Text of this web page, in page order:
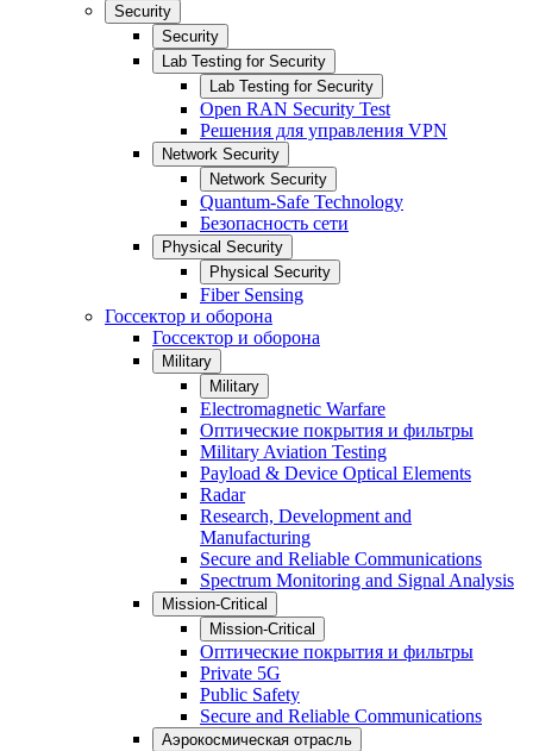
Security
Security
Lab Testing for Security
Lab Testing for Security
Open RAN Security Test
Решения для управления VPN
Network Security
Network Security
Quantum-Safe Technology
Безопасность сети
Physical Security
Physical Security
Fiber Sensing
Госсектор и оборона
Госсектор и оборона
Military
Military
Electromagnetic Warfare
Оптические покрытия и фильтры
Military Aviation Testing
Payload & Device Optical Elements
Radar
Research, Development and
Manufacturing
Secure and Reliable Communications
Spectrum Monitoring and Signal Analysis
Mission-Critical
Mission-Critical
Оптические покрытия и фильтры
Private 5G
Public Safety
Secure and Reliable Communications
Аэрокосмическая отрасль